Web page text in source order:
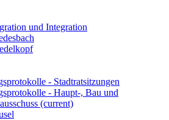
und Integration
- Stadtratsitzungen
- Haupt-, Bau und
(current)